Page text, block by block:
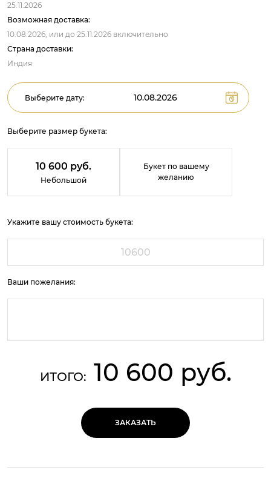
25.11.2026
Возможная доставка:
10.08.2026, или до 25.11.2026 включительно
Страна доставки:
Индия
Выберите дату:
Выберите размер букета:
10 600 руб.
Небольшой
Букет по вашему
желанию
Укажите вашу стоимость букета:
Ваши пожелания:
ИТОГО: 10 600 руб.
ЗАКАЗАТЬ